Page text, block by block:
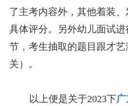
了主考内容外，其他着装
具体评分。另外幼儿面试
节，考生抽取的题目跟才
关）。
以上便是关于2023下